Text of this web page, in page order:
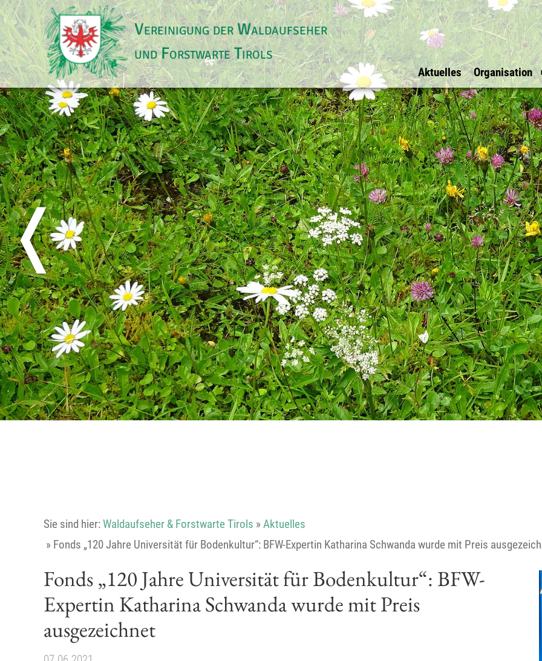
Vereinigung der Waldaufseher
und Forstwarte Tirols
Aktuelles Organisation
Überblick
Vorstand
BFI Vertreter
Allgemein
Impressum
Datenschutz
Ihre Werbung bei
uns?
E-Mail
Waldaufseher Tirols
Überblick
Innsbruck Stadt
Innsbruck Land
Schwaz
Kufstein
Kitzbühel
Osttirol
Imst
Reutte
Landeck
❬
Sie sind hier:Waldaufseher & Forstwarte Tirols » Aktuelles
» Fonds „120 Jahre Universität für Bodenkultur“: BFW-Expertin Katharina Schwanda wurde mit Preis
Fonds „120 Jahre Universität für Bodenkultur“: BFW-
Expertin Katharina Schwanda wurde mit Preis
ausgezeichnet